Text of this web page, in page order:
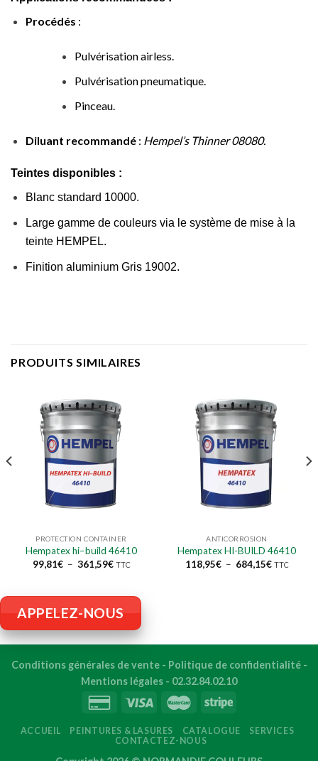
Procédés :
Pulvérisation airless.
Pulvérisation pneumatique.
Pinceau.
Diluant recommandé: Hempel’s Thinner 08080.
Teintes disponibles :
Blanc standard 10000.
Large gamme de couleurs via le système de mise à la
teinte HEMPEL.
Finition aluminium Gris 19002.
PRODUITS SIMILAIRES
PROTECTION CONTAINER
Hempatex hi–build 46410
99,81€ – 361,59€Plage
à
361,59€
TTC
ANTICORROSION
Hempatex HI-BUILD 46410
118,95€ – 684,15€Plage
TTC
APPELEZ-NOUS
Conditions générales de vente- Politique de confidentialité-
Mentions légales - 02.32.84.02.10
ACCUEIL PEINTURES & LASURES CATALOGUE
SERVICES
CONTACTEZ-NOUS